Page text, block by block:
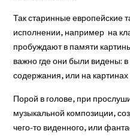
Так старинные европейские
исполнении, например на
пробуждают в памяти
важно где они были видены:
содержания, или на
Порой в голове, при
музыкальной композиции,
чего-то виденного, или